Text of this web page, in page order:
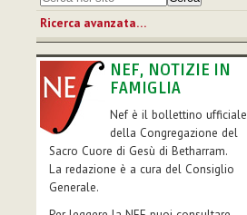
Ricerca avanzata…
NEF, NOTIZIE IN
FAMIGLIA
Nef è il bollettino ufficiale
della Congregazione del
Sacro Cuore di Gesù di Betharram.
La redazione è a cura del Consiglio
Generale.